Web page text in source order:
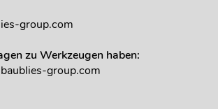
group.com
zu Werkzeugen haben:
group.com